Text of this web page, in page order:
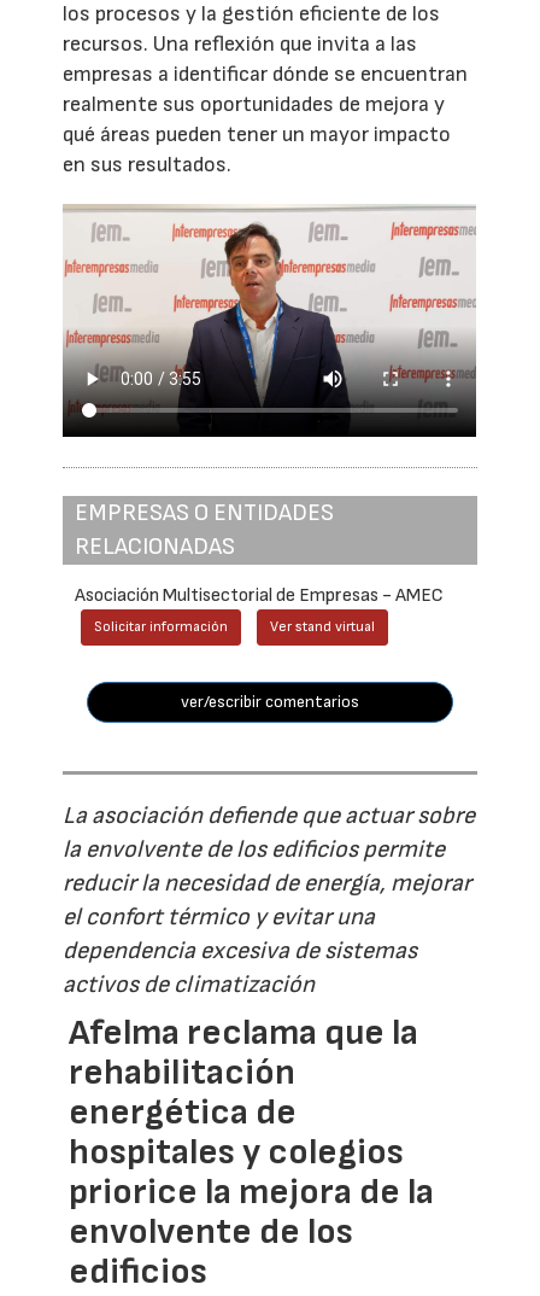
los procesos y la gestión eficiente de los
recursos. Una reflexión que invita a las
empresas a identificar dónde se encuentran
realmente sus oportunidades de mejora y
qué áreas pueden tener un mayor impacto
en sus resultados.
EMPRESAS O ENTIDADES
RELACIONADAS
Asociación Multisectorial de Empresas - AMEC
Solicitar información Ver stand virtual
ver/escribir comentarios
La asociación defiende que actuar sobre
la envolvente de los edificios permite
reducir la necesidad de energía, mejorar
el confort térmico y evitar una
dependencia excesiva de sistemas
activos de climatización
Afelma reclama que la
rehabilitación
energética de
hospitales y colegios
priorice la mejora de la
envolvente de los
edificios